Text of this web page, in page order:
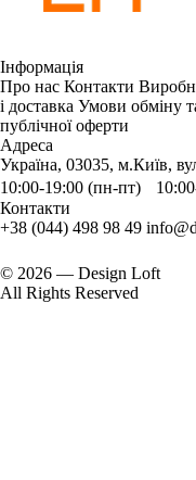
Інформація
Про нас Контакти
і доставка Умови обміну
публічної оферти
Адреса
Україна, 03035, м.Київ,
10:00-19:00 (пн-пт)
Контакти
+38 (044) 498 98 49
© 2026 — Design Loft
All Rights Reserved